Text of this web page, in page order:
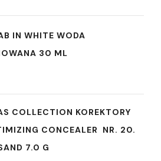
IN WHITE WODA
30 ML
COLLECTION KOREKTORY
CONCEALER NR. 20.
7.0 G